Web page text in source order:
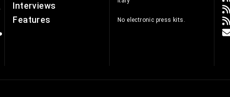
Interviews
Features
No electronic press kits.